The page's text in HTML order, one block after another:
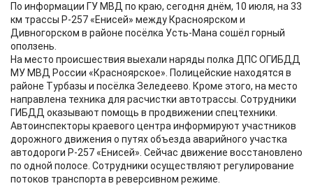
По информации ГУ МВД по краю, сегодня днём, 10 июля, на 33
км трассы Р-257 «Енисей» между Красноярском и
Дивногорском в районе посёлка Усть-Мана сошёл горный
оползень.
На место происшествия выехали наряды полка ДПС ОГИБДД
МУ МВД России «Красноярское». Полицейские находятся в
районе Турбазы и посёлка Зеледеево. Кроме этого, на место
направлена техника для расчистки автотрассы. Сотрудники
ГИБДД оказывают помощь в продвижении спецтехники.
Автоинспекторы краевого центра информируют участников
дорожного движения о путях объезда аварийного участка
автодороги Р-257 «Енисей». Сейчас движение восстановлено
по одной полосе. Сотрудники осуществляют регулирование
потоков транспорта в реверсивном режиме.